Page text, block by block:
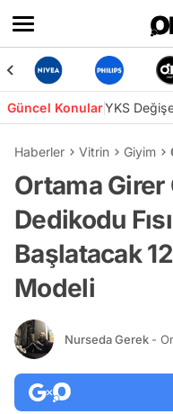
Güncel KonularYKS
Haberler Vitrin Giyim
Ortama Girer
Dedikodu
Başlatacak
Modeli
Nurseda Gerek -